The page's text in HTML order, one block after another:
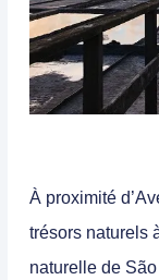
À proximité
trésors naturels
naturelle de